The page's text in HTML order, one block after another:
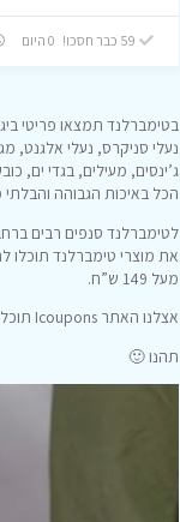
בטימברלנד תמצאו פריטי
נעלי סניקרס, נעלי אלגנט,
ג’ינסים, מעילים, בגדי ים,
הכל באיכות הגבוהה
לטימברלנד סנפים רבים
את מוצרי טימברלנד תוכלו
מעל 149 ש”ח.
אצלנו האתר Icoupons תוכלו למצוא הטבות וקופונים לרכישה באתר טימברלנד.
תהנו 🙂